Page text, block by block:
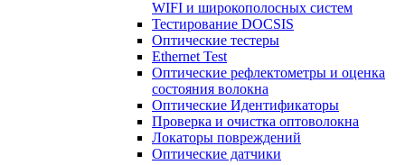
WIFI и широкополосных систем
Тестирование DOCSIS
Оптические тестеры
Ethernet Test
Оптические рефлектометры и оценка
состояния волокна
Оптические Идентификаторы
Проверка и очистка оптоволокна
Локаторы повреждений
Оптические датчики